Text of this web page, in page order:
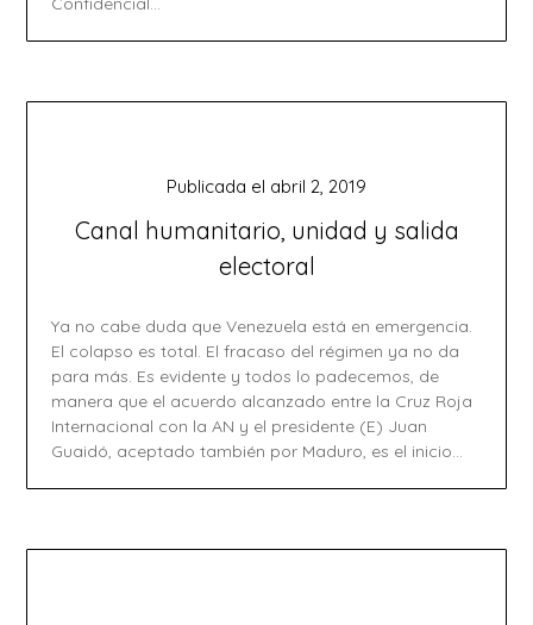
Canal humanitario, unidad y salida
electoral
Publicada el abril 2, 2019
Ya no cabe duda que Venezuela está en emergencia.
El colapso es total. El fracaso del régimen ya no da
para más. Es evidente y todos lo padecemos, de
manera que el acuerdo alcanzado entre la Cruz Roja
Internacional con la AN y el presidente (E) Juan
Guaidó, aceptado también por Maduro, es el inicio…